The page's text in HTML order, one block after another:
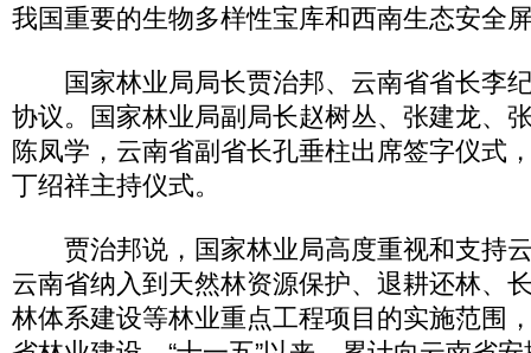
我国重要的生物多样性宝库和西南生态安全
国家林业局局长贾治邦、云南省省长李
协议。国家林业局副局长赵树丛、张建龙、
陈凤学，云南省副省长孔垂柱出席签字仪式
丁绍祥主持仪式。
贾治邦说，国家林业局高度重视和支持
云南省纳入到天然林资源保护、退耕还林、
林体系建设等林业重点工程项目的实施范围